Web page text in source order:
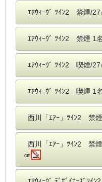
ｴｱｳｨｰｳﾞ ﾂｲﾝ2 禁煙/
ｴｱｳｨｰｳﾞ ﾂｲﾝ2 禁煙 1
ｴｱｳｨｰｳﾞ ﾂｲﾝ2 喫煙/
ｴｱｳｨｰｳﾞ ﾂｲﾝ2 喫煙 1
西川「ｴｱｰ」ﾂｲﾝ2 禁
西川「ｴｱｰ」ﾂｲﾝ2 禁
㎝